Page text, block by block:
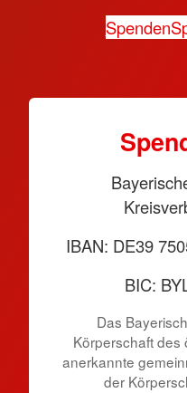
Spenden
IBAN: DE39
BIC:
Das
Körperschaft des
anerkannte
der